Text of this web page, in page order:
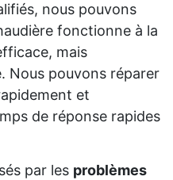
nous pouvons
fonctionne à la
mais
Nous pouvons réparer
et
de réponse rapides
par les problèmes